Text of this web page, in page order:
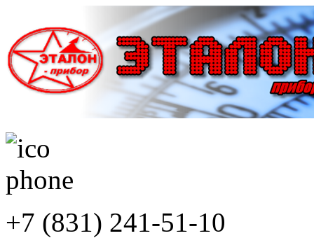
+7 (831) 241-51-10